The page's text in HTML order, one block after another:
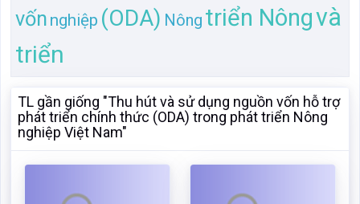
vốn nghiệp (ODA) Nông triển Nôngvà
triển
TL gần giống "Thu hút và sử dụng nguồn vốn hỗ trợ
phát triển chính thức (ODA) trong phát triển Nông
nghiệp Việt Nam"